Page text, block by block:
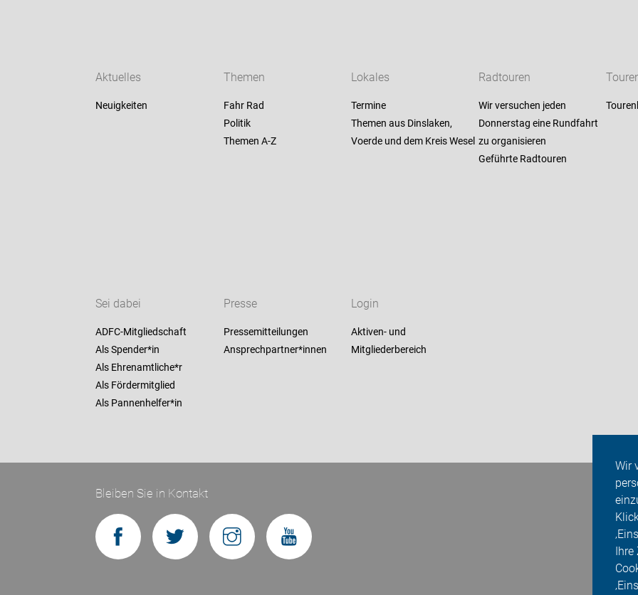
Wir
Ihre
Aktuelles
Neuigkeiten
Themen
Fahr Rad
Politik
Themen A-Z
Lokales
Termine
Themen aus Dinslaken,
Voerde und dem Kreis Wesel
Radtouren
Wir versuchen jeden
Donnerstag eine Rundfahrt
zu organisieren
Geführte Radtouren
Sei dabei
ADFC-Mitgliedschaft
Als Spender*in
Als Ehrenamtliche*r
Als Fördermitglied
Als Pannenhelfer*in
Presse
Pressemitteilungen
Ansprechpartner*innen
Login
Aktiven- und
Mitgliederbereich
Bleiben Sie in Kontakt